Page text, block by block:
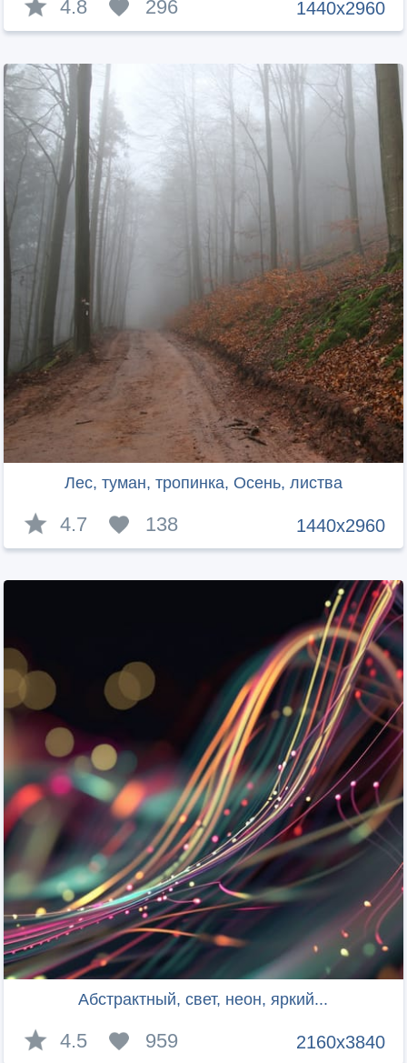
1440x2960
4.8 296
Лес, туман, тропинка, Осень, листва
1440x2960
4.7 138
Абстрактный, свет, неон, яркий...
2160x3840
4.5 959